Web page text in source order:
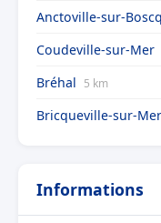
Anctoville-sur-Boscq
Coudeville-sur-Mer
Bréhal 5 km
Bricqueville-sur-Mer
Informations